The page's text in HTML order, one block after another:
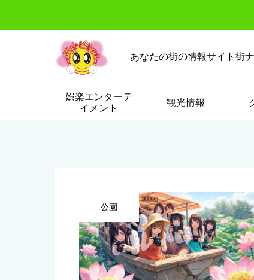
あなたの街の情報サイト街
娯楽エンターテ
イメント
観光情報
公園